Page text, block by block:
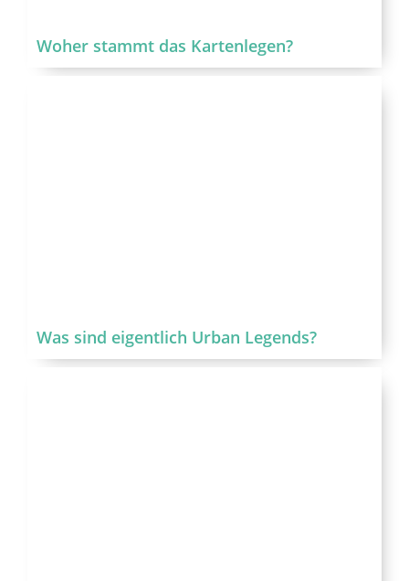
Woher stammt das Kartenlegen?
Was sind eigentlich Urban Legends?